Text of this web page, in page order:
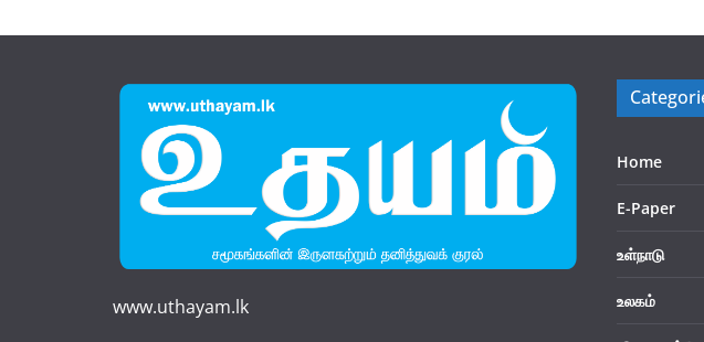
www.uthayam.lk
Home
E-Paper
உள்நாடு
உலகம்